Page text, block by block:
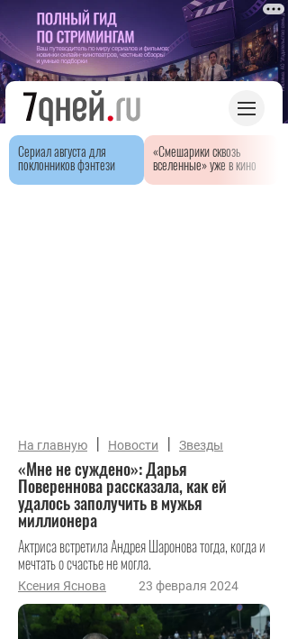
Сериал августа для
поклонников фэнтези
«Смешарики сквозь
вселенные» уже в кино
На главную | Новости | Звезды
«Мне не суждено»: Дарья
Повереннова рассказала, как ей
удалось заполучить в мужья
миллионера
Актриса встретила Андрея Шаронова тогда, когда и
мечтать о счастье не могла.
Ксения Яснова 23 февраля 2024